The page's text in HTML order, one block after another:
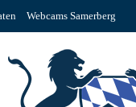
Webcams Samerberg